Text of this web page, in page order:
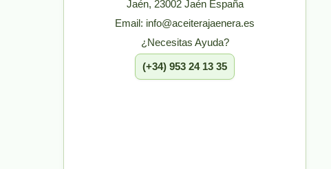
Jaén, 23002 Jaén España
Email: info@aceiterajaenera.es
¿Necesitas Ayuda?
(+34) 953 24 13 35